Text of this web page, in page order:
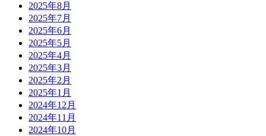
2025年8月
2025年7月
2025年6月
2025年5月
2025年4月
2025年3月
2025年2月
2025年1月
2024年12月
2024年11月
2024年10月